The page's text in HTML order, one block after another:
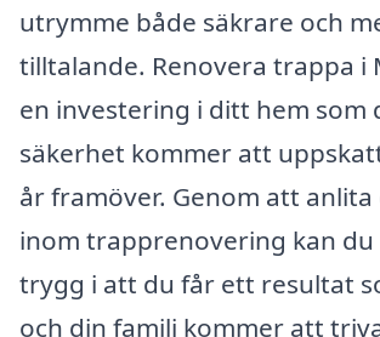
utrymme både säkrare och
tilltalande. Renovera trappa i
en investering i ditt hem som
säkerhet kommer att
år framöver. Genom att
inom trapprenovering kan du
trygg i att du får ett resultat
och din familj kommer att